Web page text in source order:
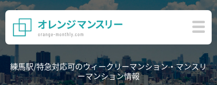
練馬駅/特急対応可のウィークリーマンション・マンスリ
ーマンション情報